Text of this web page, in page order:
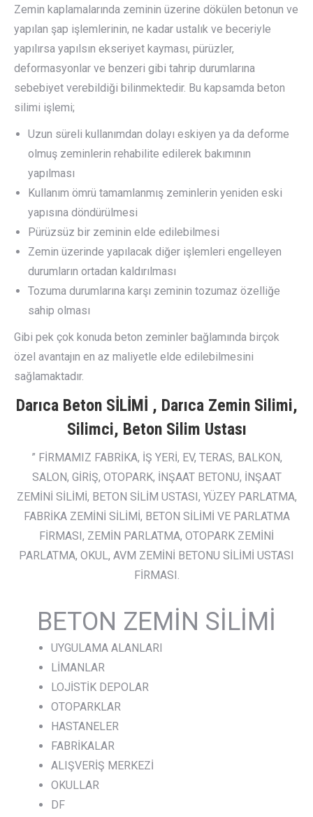
Zemin kaplamalarında zeminin üzerine dökülen betonun ve
yapılan şap işlemlerinin, ne kadar ustalık ve beceriyle
yapılırsa yapılsın ekseriyet kayması, pürüzler,
deformasyonlar ve benzeri gibi tahrip durumlarına
sebebiyet verebildiği bilinmektedir. Bu kapsamda beton
silimi işlemi;
Uzun süreli kullanımdan dolayı eskiyen ya da deforme
olmuş zeminlerin rehabilite edilerek bakımının
yapılması
Kullanım ömrü tamamlanmış zeminlerin yeniden eski
yapısına döndürülmesi
Pürüzsüz bir zeminin elde edilebilmesi
Zemin üzerinde yapılacak diğer işlemleri engelleyen
durumların ortadan kaldırılması
Tozuma durumlarına karşı zeminin tozumaz özelliğe
sahip olması
Gibi pek çok konuda beton zeminler bağlamında birçok
özel avantajın en az maliyetle elde edilebilmesini
sağlamaktadır.
Darıca Beton SİLİMİ , Darıca Zemin Silimi,
Silimci, Beton Silim Ustası
” FİRMAMIZ FABRİKA, İŞ YERİ, EV, TERAS, BALKON,
SALON, GİRİŞ, OTOPARK, İNŞAAT BETONU, İNŞAAT
ZEMİNİ SİLİMİ, BETON SİLİM USTASI, YÜZEY PARLATMA,
FABRİKA ZEMİNİ SİLİMİ, BETON SİLİMİ VE PARLATMA
FİRMASI, ZEMİN PARLATMA, OTOPARK ZEMİNİ
PARLATMA, OKUL, AVM ZEMİNİ BETONU SİLİMİ USTASI
FİRMASI.
BETON ZEMİN SİLİMİ
UYGULAMA ALANLARI
LİMANLAR
LOJİSTİK DEPOLAR
OTOPARKLAR
HASTANELER
FABRİKALAR
ALIŞVERİŞ MERKEZİ
OKULLAR
DF